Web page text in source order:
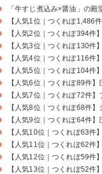
「牛すじ煮込み×醤油」の
【人気1位｜つくれぽ1,486
【人気2位｜つくれぽ394件
【人気3位｜つくれぽ130件
【人気4位｜つくれぽ116件
【人気5位｜つくれぽ104件
【人気6位｜つくれぽ89件
【人気7位｜つくれぽ72件
【人気8位｜つくれぽ68件
【人気9位｜つくれぽ64件
【人気10位｜つくれぽ63件
【人気11位｜つくれぽ62件
【人気12位｜つくれぽ59件
【人気13位｜つくれぽ52件